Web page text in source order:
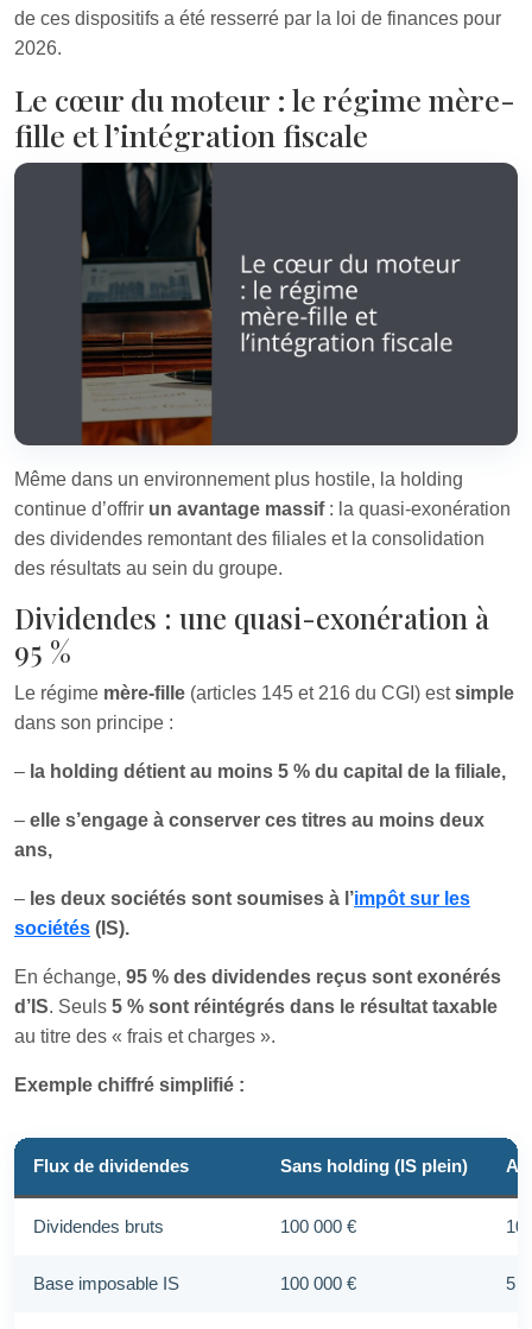
de ces dispositifs a été resserré par la loi de finances pour
2026.
Le cœur du moteur : le régime mère-
fille et l’intégration fiscale
Même dans un environnement plus hostile, la holding
continue d’offrir un avantage massif: la quasi-exonération
des dividendes remontant des filiales et la consolidation
des résultats au sein du groupe.
Dividendes : une quasi-exonération à
95 %
Le régime mère-fille (articles 145 et 216 du CGI) estsimple
dans son principe :
– la holding détient au moins 5 % du capital de la filiale,
– elle s’engage à conserver ces titres au moins deux
ans,
– les deux sociétés sont soumises à l’impôt sur les
sociétés (IS).
En échange, 95 % des dividendes reçus sont exonérés
d’IS. Seuls 5 % sont réintégrés dans le résultat taxable
au titre des « frais et charges ».
Exemple chiffré simplifié :
Flux de dividendes Sans holding (IS plein)
Dividendes bruts 100 000 €
Base imposable IS 100 000 € 5